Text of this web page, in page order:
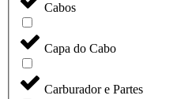
Cabos
Capa do Cabo
Carburador e Partes